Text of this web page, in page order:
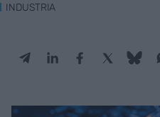
INDUSTRIA